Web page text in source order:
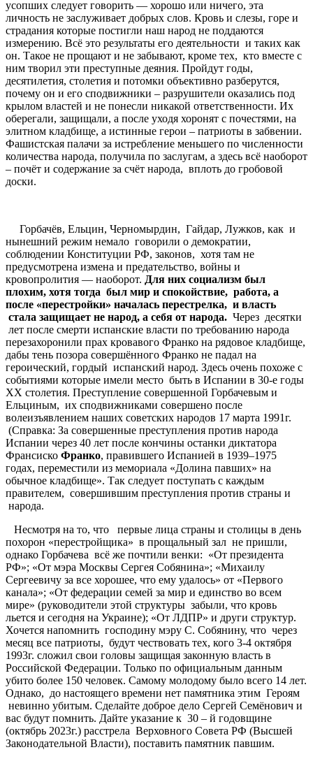
усопших следует говорить — хорошо или ничего, эта
личность не заслуживает добрых слов. Кровь и слезы, горе и
страдания которые постигли наш народ не поддаются
измерению. Всё это результаты его деятельности и таких как
он. Такое не прощают и не забывают, кроме тех, кто вместе с
ним творил эти преступные деяния. Пройдут годы,
десятилетия, столетия и потомки объективно разберутся,
почему он и его сподвижники – разрушители оказались под
крылом властей и не понесли никакой ответственности. Их
оберегали, защищали, а после уходя хоронят с почестями, на
элитном кладбище, а истинные герои – патриоты в забвении.
Фашистская палачи за истребление меньшего по численности
количества народа, получила по заслугам, а здесь всё наоборот
– почёт и содержание за счёт народа, вплоть до гробовой
доски.
Горбачёв, Ельцин, Черномырдин, Гайдар, Лужков, как и
нынешний режим немало говорили о демократии,
соблюдении Конституции РФ, законов, хотя там не
предусмотрена измена и предательство, войны и
кровопролития — наоборот. Для них социализм был
плохим, хотя тогда был мир и спокойствие, работа, а
после «перестройки» началась перестрелка, и власть
стала защищает не народ, а себя от народа. Через десятки
лет после смерти испанские власти по требованию народа
перезахоронили прах кровавого Франко на рядовое кладбище,
дабы тень позора совершённого Франко не падал на
героический, гордый испанский народ. Здесь очень похоже с
событиями которые имели место быть в Испании в 30-е годы
ХХ столетия. Преступление совершенной Горбачевым и
Ельциным, их сподвижниками совершено после
волеизъявлением наших советских народов 17 марта 1991г.
(Справка: За совершенные преступления против народа
Испании через 40 лет после кончины останки диктатора
Франсиско Франко, правившего Испанией в 1939–1975
годах, переместили из мемориала «Долина павших» на
обычное кладбище». Так следует поступать с каждым
правителем, совершившим преступления против страны и
народа.
Несмотря на то, что первые лица страны и столицы в день
похорон «перестройщика» в прощальный зал не пришли,
однако Горбачева всё же почтили венки: «От президента
РФ»; «От мэра Москвы Сергея Собянина»; «Михаилу
Сергеевичу за все хорошее, что ему удалось» от «Первого
канала»; «От федерации семей за мир и единство во всем
мире» (руководители этой структуры забыли, что кровь
льется и сегодня на Украине); «От ЛДПР» и други структур.
Хочется напомнить господину мэру С. Собянину, что через
месяц все патриоты, будут чествовать тех, кого 3-4 октября
1993г. сложил свои головы защищая законную власть в
Российской Федерации. Только по официальным данным
убито более 150 человек. Самому молодому было всего 14 лет.
Однако, до настоящего времени нет памятника этим Героям
невинно убитым. Сделайте доброе дело Сергей Семёнович и
вас будут помнить. Дайте указание к 30 – й годовщине
(октябрь 2023г.) расстрела Верховного Совета РФ (Высшей
Законодательной Власти), поставить памятник павшим.